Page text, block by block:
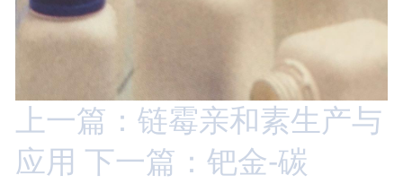
上一篇：链霉亲和素生产与
应用 下一篇：钯金-碳